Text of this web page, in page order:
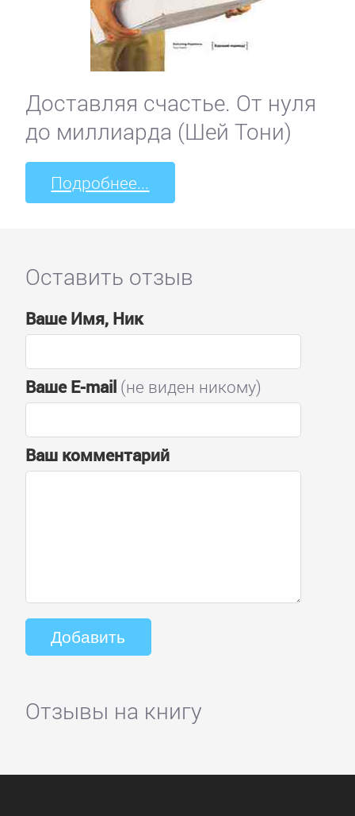
Доставляя счастье. От нуля
до миллиарда (Шей Тони)
Подробнее...
Оставить отзыв
Ваше Имя, Ник
Ваше E-mail(не виден никому)
Ваш комментарий
Отзывы на книгу